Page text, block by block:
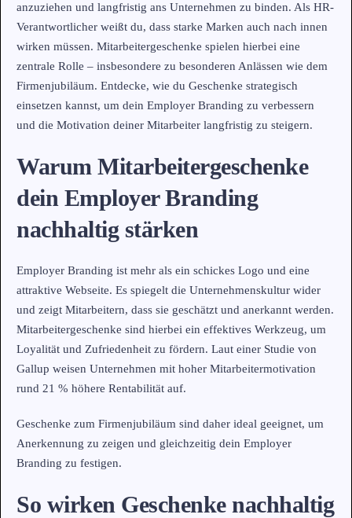
anzuziehen und langfristig ans Unternehmen zu binden. Als HR-
Verantwortlicher weißt du, dass starke Marken auch nach innen
wirken müssen. Mitarbeitergeschenke spielen hierbei eine
zentrale Rolle – insbesondere zu besonderen Anlässen wie dem
Firmenjubiläum. Entdecke, wie du Geschenke strategisch
einsetzen kannst, um dein Employer Branding zu verbessern
und die Motivation deiner Mitarbeiter langfristig zu steigern.
Warum Mitarbeitergeschenke
dein Employer Branding
nachhaltig stärken
Employer Branding ist mehr als ein schickes Logo und eine
attraktive Webseite. Es spiegelt die Unternehmenskultur wider
und zeigt Mitarbeitern, dass sie geschätzt und anerkannt werden.
Mitarbeitergeschenke sind hierbei ein effektives Werkzeug, um
Loyalität und Zufriedenheit zu fördern. Laut einer Studie von
Gallup weisen Unternehmen mit hoher Mitarbeitermotivation
rund 21 % höhere Rentabilität auf.
Geschenke zum Firmenjubiläum sind daher ideal geeignet, um
Anerkennung zu zeigen und gleichzeitig dein Employer
Branding zu festigen.
So wirken Geschenke nachhaltig